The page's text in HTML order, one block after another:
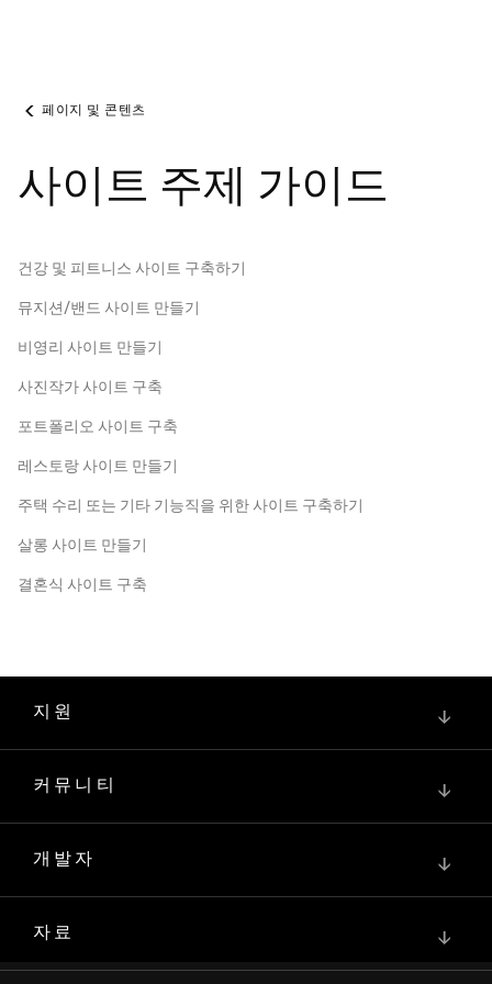
페이지 및 콘텐츠
사이트 주제 가이드
건강 및 피트니스 사이트 구축하기
뮤지션/밴드 사이트 만들기
비영리 사이트 만들기
사진작가 사이트 구축
포트폴리오 사이트 구축
레스토랑 사이트 만들기
주택 수리 또는 기타 기능직을 위한 사이트 구축하기
살롱 사이트 만들기
결혼식 사이트 구축
지원 ↓
커뮤니티 ↓
개발자 ↓
자료 ↓